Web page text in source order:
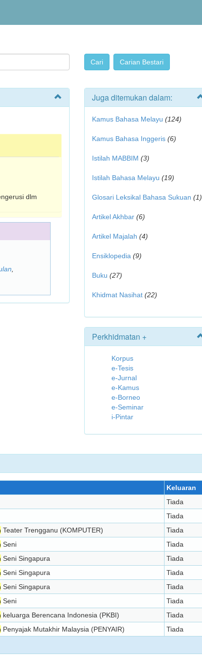
dlm
Juga ditemukan dalam:
Kamus Bahasa Melayu (124)
Kamus Bahasa Inggeris (6)
Istilah MABBIM (3)
Istilah Bahasa Melayu (19)
Glosari Leksikal Bahasa Sukuan (1)
Artikel Akhbar (6)
Artikel Majalah (4)
Ensiklopedia (9)
Buku (27)
Khidmat Nasihat (22)
Perkhidmatan +
Korpus
e-Tesis
e-Jurnal
e-Kamus
e-Borneo
e-Seminar
i-Pintar
Keluaran
Tiada
Tiada
Teater Trengganu (KOMPUTER) Tiada
Seni Tiada
Seni Singapura Tiada
Seni Singapura Tiada
Seni Singapura Tiada
Seni Tiada
keluarga Berencana Indonesia (PKBI) Tiada
Penyajak Mutakhir Malaysia (PENYAIR) Tiada